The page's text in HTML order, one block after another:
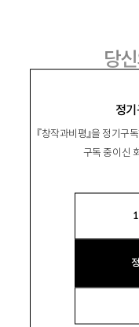
정
『창작과비평』을 정기구
구독 중이신
당
권희철權熙哲
문학평론가.